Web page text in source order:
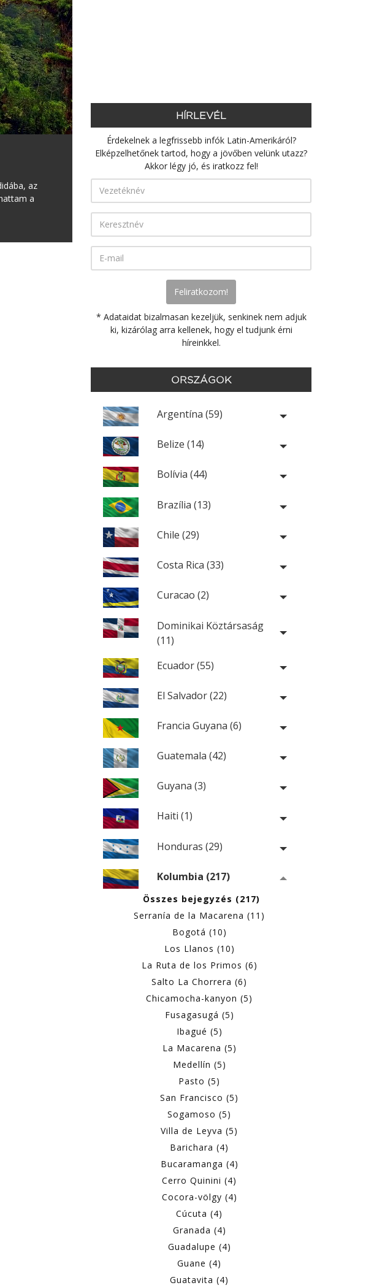
az
a
HÍRLEVÉL
Érdekelnek a legfrissebb infók Latin-Amerikáról?
Elképzelhetőnek tartod, hogy a jövőben velünk utazz?
Akkor légy jó, és iratkozz fel!
* Adataidat bizalmasan kezeljük, senkinek nem adjuk
ki, kizárólag arra kellenek, hogy el tudjunk érni
híreinkkel.
ORSZÁGOK
Argentína (59)
Belize (14)
Bolívia (44)
Brazília (13)
Chile (29)
Costa Rica (33)
Curacao (2)
Dominikai Köztársaság
(11)
Ecuador (55)
El Salvador (22)
Francia Guyana (6)
Guatemala (42)
Guyana (3)
Haiti (1)
Honduras (29)
Kolumbia (217)
Összes bejegyzés (217)
Serranía de la Macarena (11)
Bogotá (10)
Los Llanos (10)
La Ruta de los Primos (6)
Salto La Chorrera (6)
Chicamocha-kanyon (5)
Fusagasugá (5)
Ibagué (5)
La Macarena (5)
Medellín (5)
Pasto (5)
San Francisco (5)
Sogamoso (5)
Villa de Leyva (5)
Barichara (4)
Bucaramanga (4)
Cerro Quinini (4)
Cocora-völgy (4)
Cúcuta (4)
Granada (4)
Guadalupe (4)
Guane (4)
Guatavita (4)